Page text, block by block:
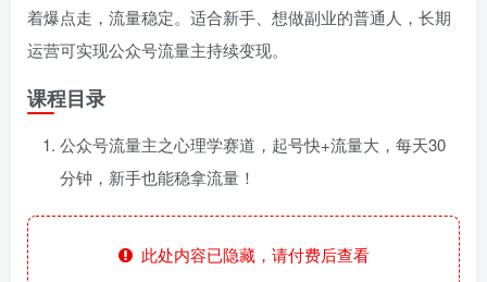
着爆点走，流量稳定。适合新手、想做副业的普通人，长期
运营可实现公众号流量主持续变现。
课程目录
公众号流量主之心理学赛道，起号快+流量大，每天30
分钟，新手也能稳拿流量！
此处内容已隐藏，请付费后查看